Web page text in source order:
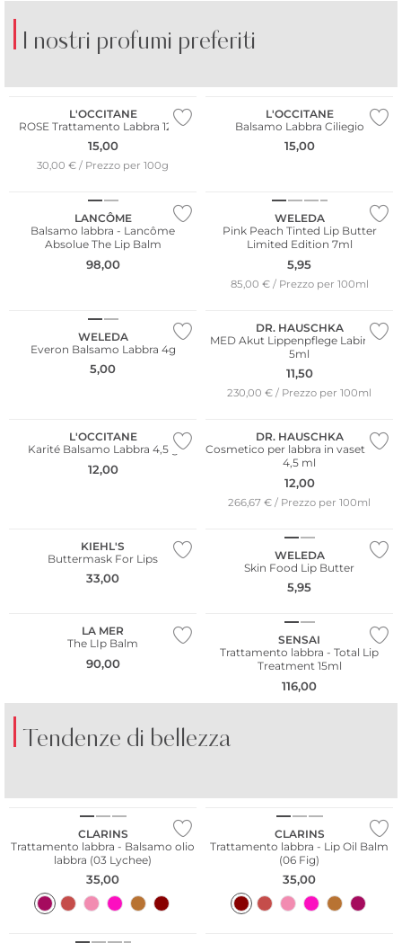
I nostri profumi preferiti
BORNTO­STANDOUT
BRUNELLO CUCINELLI
L'OCCITANE
ROSE Trattamento Labbra 12ml
15,00
30,00 € / Prezzo per 100g
L'OCCITANE
Balsamo Labbra Ciliegio
15,00
LANCÔME
Balsamo labbra - Lancôme
Absolue The Lip Balm
98,00
WELEDA
Pink Peach Tinted Lip Butter
Limited Edition 7ml
5,95
85,00 € / Prezzo per 100ml
WELEDA
Everon Balsamo Labbra 4g
5,00
DR. HAUSCHKA
MED Akut Lippenpflege Labimint
5ml
11,50
230,00 € / Prezzo per 100ml
L'OCCITANE
Karité Balsamo Labbra 4,5 g
12,00
DR. HAUSCHKA
Cosmetico per labbra in vasetto da
4,5 ml
12,00
266,67 € / Prezzo per 100ml
KIEHL'S
Buttermask For Lips
33,00
WELEDA
Skin Food Lip Butter
5,95
LA MER
The LIp Balm
90,00
SENSAI
Trattamento labbra - Total Lip
Treatment 15ml
116,00
Tendenze di bellezza
AGRUMATI
FRESCHI
CLARINS
Trattamento labbra - Balsamo olio
labbra (03 Lychee)
35,00
CLARINS
Trattamento labbra - Lip Oil Balm
(06 Fig)
35,00
Sostenibile